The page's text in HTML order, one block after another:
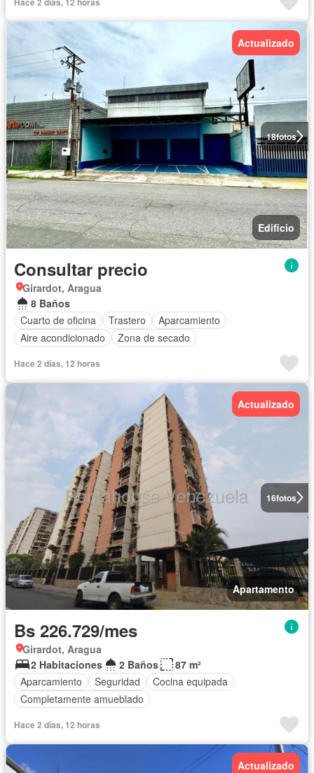
18fotos
Actualizado
Edificio
Consultar precio
Girardot, Aragua
8 Baños
Cuarto de oficina
Trastero
Aparcamiento
Aire acondicionado
Zona de secado
Hace 2 días, 12 horas
16fotos
Actualizado
Apartamento
Bs 226.729/mes
Girardot, Aragua
2 Habitaciones
2 Baños
87 m²
Aparcamiento
Seguridad
Cocina equipada
Completamente amueblado
Hace 2 días, 12 horas
Actualizado